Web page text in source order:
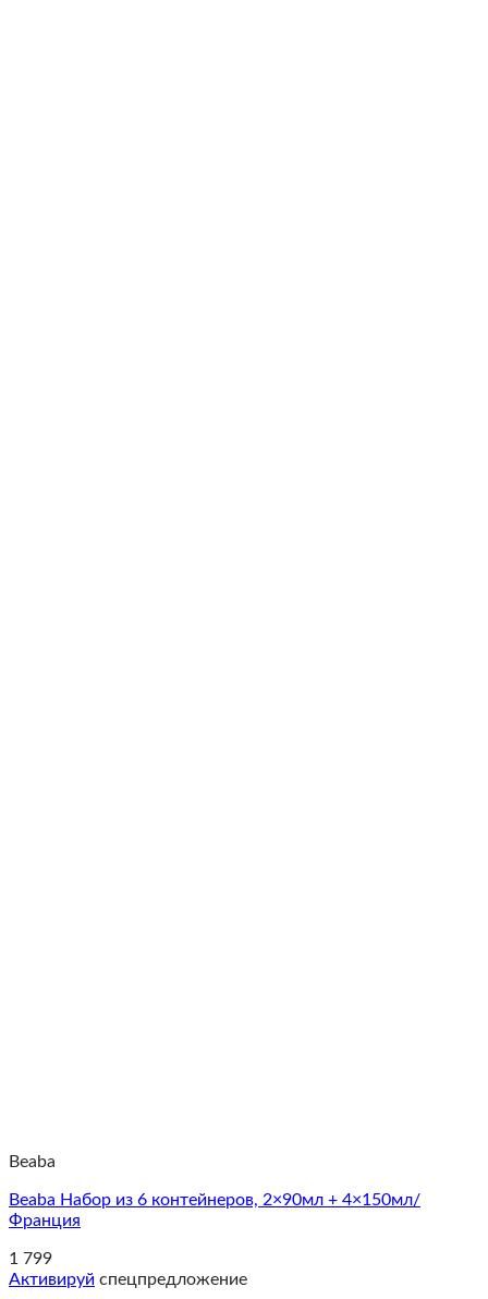
Beaba
Beaba Набор из 6 контейнеров, 2×90мл + 4×150мл/
Франция
1 799
Активируй спецпредложение